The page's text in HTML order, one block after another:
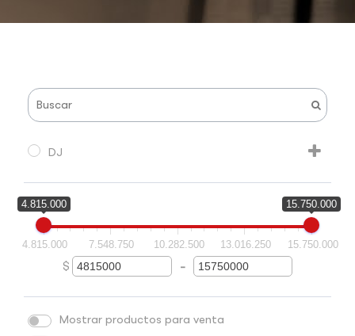
DJ
4.815.000 15.750.000
4.815.000 7.548.750 10.282.500 13.016.250 15.750.000
$
Minimum Price
-
Maximum Price
Mostrar productos para venta